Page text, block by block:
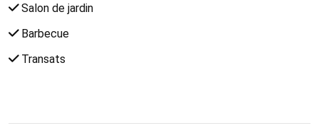
Salon de jardin
Barbecue
Transats